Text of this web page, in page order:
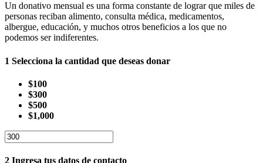
Un donativo mensual es una forma constante de lograr que miles de
personas reciban alimento, consulta médica, medicamentos,
albergue, educación, y muchos otros beneficios a los que no
podemos ser indiferentes.
1 Selecciona la cantidad que deseas donar
$100
$300
$500
$1,000
2 Ingresa tus datos de contacto